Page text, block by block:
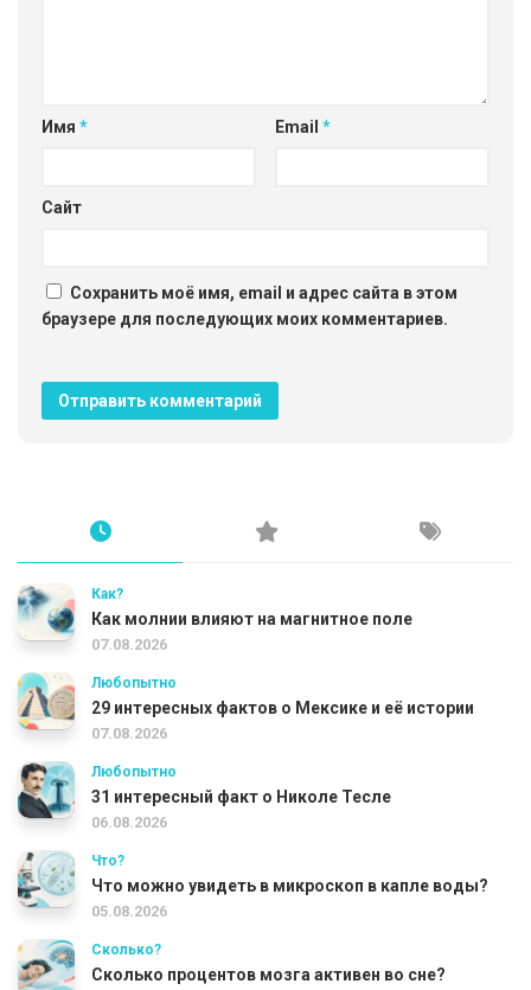
Имя * Email *
Сайт
Сохранить моё имя, email и адрес сайта в этом
браузере для последующих моих комментариев.
Как?
Как молнии влияют на магнитное поле
07.08.2026
Любопытно
29 интересных фактов о Мексике и её истории
07.08.2026
Любопытно
31 интересный факт о Николе Тесле
06.08.2026
Что?
Что можно увидеть в микроскоп в капле воды?
05.08.2026
Сколько?
Сколько процентов мозга активен во сне?